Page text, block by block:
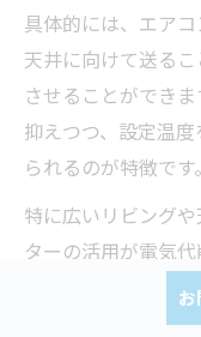
具体的には、エア
天井に向けて送る
させることができ
抑えつつ、設定温
られるのが特徴です。
特に広いリビングや
ターの活用が電気
心者はまず短時間
るのがおすすめです